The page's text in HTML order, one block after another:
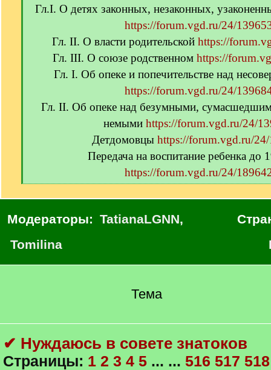
Гл.I. О детях законных, незаконных,
https://forum.vgd.ru/24/
Гл. II. О власти родительской https://
Гл. III. О союзе родственном https://
Гл. I. Об опеке и попечительстве над
https://forum.vgd.ru/24/
Гл. II. Об опеке над безумными,
немыми https://forum.vgd.ru/24/
Детдомовцы https://forum.vgd.ru/
Передача на воспитание ребенка до
https://forum.vgd.ru/24/
[
/
]
Модераторы: TatianaLGNN,
Tomilina
Тема
✔ Нуждаюсь в совете знатоков
Страницы: 1 2 3 4 5 ... ... 516 517 518